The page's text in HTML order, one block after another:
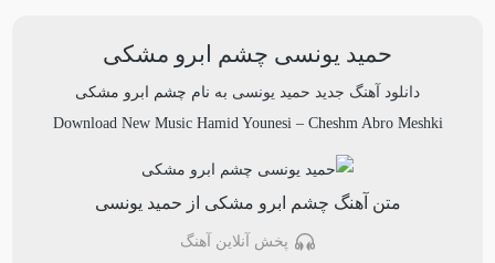
حمید یونسی چشم ابرو مشکی
دانلود آهنگ جدید حمید یونسی به نام چشم ابرو مشکی
Download New Music Hamid Younesi – Cheshm Abro Meshki
متن آهنگ چشم ابرو مشکی از حمید یونسی
پخش آنلاین آهنگ